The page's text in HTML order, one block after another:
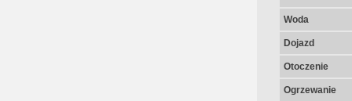
Woda
Dojazd
Otoczenie
Ogrzewanie